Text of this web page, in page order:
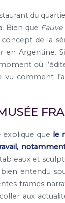
du
Bien que Fauve
concept de la
Argentine. Si
où
vu comment
explique que le
et
entendu
trames
aux